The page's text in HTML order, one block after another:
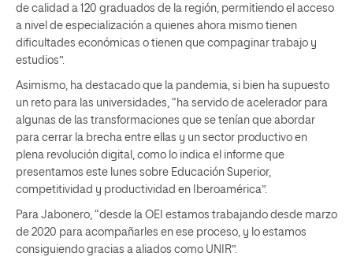
de calidad a 120 graduados de la región, permitiendo el acceso
a nivel de especialización a quienes ahora mismo tienen
dificultades económicas o tienen que compaginar trabajo y
estudios”.
Asimismo, ha destacado que la pandemia, si bien ha supuesto
un reto para las universidades, “ha servido de acelerador para
algunas de las transformaciones que se tenían que abordar
para cerrar la brecha entre ellas y un sector productivo en
plena revolución digital, como lo indica el informe que
presentamos este lunes sobre Educación Superior,
competitividad y productividad en Iberoamérica”.
Para Jabonero, “desde la OEI estamos trabajando desde marzo
de 2020 para acompañarles en ese proceso, y lo estamos
consiguiendo gracias a aliados como UNIR”.